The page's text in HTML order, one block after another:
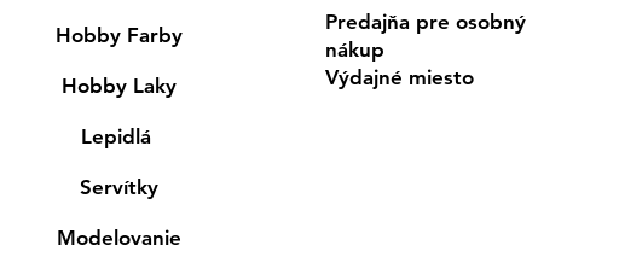
Hobby Farby
Hobby Laky
Lepidlá
Servítky
Modelovanie
Predajňa pre osobný
nákup
Výdajné miesto